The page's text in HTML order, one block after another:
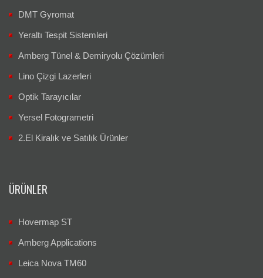
DMT Gyromat
Yeraltı Tespit Sistemleri
Amberg Tünel & Demiryolu Çözümleri
Lino Çizgi Lazerleri
Optik Tarayıcılar
Yersel Fotogrametri
2.El Kiralık ve Satılık Ürünler
ÜRÜNLER
Hovermap ST
Amberg Applications
Leica Nova TM60